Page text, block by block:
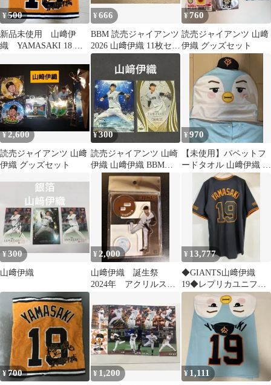
¥500
新品未使用 山﨑伊
織 YAMASAKI 18 タ
¥666
BBM 読売ジャイアンツ
2026 山﨑伊織 11枚セッ
ト
¥760
読売ジャイアンツ 山﨑
伊織 グッズセット
¥2,600
読売ジャイアンツ 山﨑
伊織 グッズセット
¥300
読売ジャイアンツ 山崎
伊織 山﨑伊織 BBMカ
ード 2枚セット
¥970
【未使用】パペットフ
ードタオル 山﨑伊織 読
売ジャイアンツ
¥300
山﨑伊織
¥ 2,000
山﨑伊織 誕生祭
2024年 アクリルスタ
¥ 13,777
◆GIANTS山﨑伊織
19◆レプリカユニフォ
ーム ブラック Mサイズ
¥700 ¥1,200 ¥ 1,111